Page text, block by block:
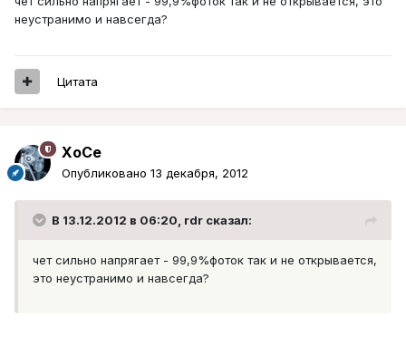
неустранимо и навсегда?
Цитата
XoCe
Опубликовано 13 декабря, 2012
В 13.12.2012 в 06:20, rdr сказал:
чет сильно напрягает - 99,9%фоток так и не открывается,
это неустранимо и навсегда?